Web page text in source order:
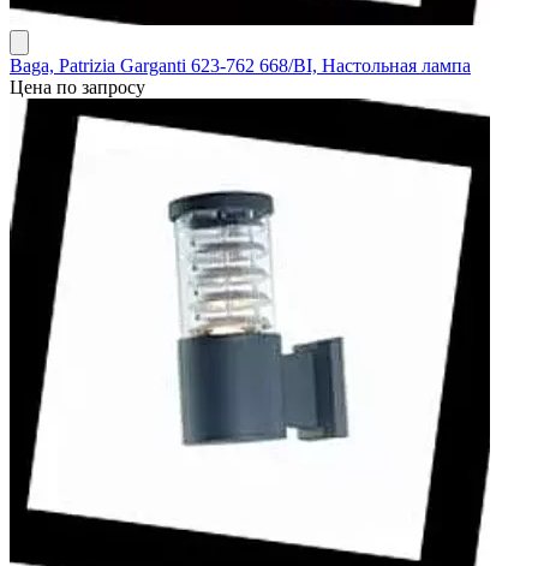
Baga, Patrizia Garganti 623-762 668/BI, Настольная лампа
Цена по запросу